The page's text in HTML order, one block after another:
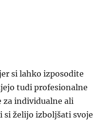
si lahko izposodite
tudi profesionalne
za individualne ali
si želijo izboljšati svoje